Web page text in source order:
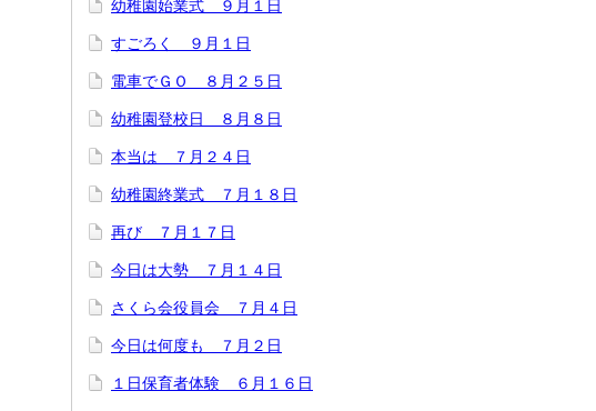
幼稚園始業式 ９月１日
すごろく ９月１日
電車でＧＯ ８月２５日
幼稚園登校日 ８月８日
本当は ７月２４日
幼稚園終業式 ７月１８日
再び ７月１７日
今日は大勢 ７月１４日
さくら会役員会 ７月４日
今日は何度も ７月２日
１日保育者体験 ６月１６日